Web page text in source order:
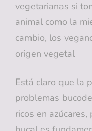
vegetarianas si
animal como la
cambio, los
origen vegetal
Está claro que la
problemas
ricos en